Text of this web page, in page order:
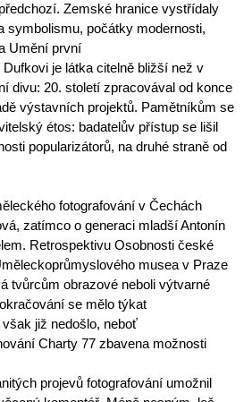
Zemské hranice vystřídaly
symbolismu, počátky modernosti,
Umění první
je látka citelně bližší než v
divu: 20. století zpracovával od konce
výstavních projektů. Pamětníkům se
étos: badatelův přístup se lišil
popularizátorů, na druhé straně od
fotografování v Čechách
zatímco o generaci mladší Antonín
Retrospektivu Osobnosti české
musea v Praze
tvůrcům obrazové neboli výtvarné
se mělo týkat
již nedošlo, neboť
Charty 77 zbavena možnosti
projevů fotografování umožnil